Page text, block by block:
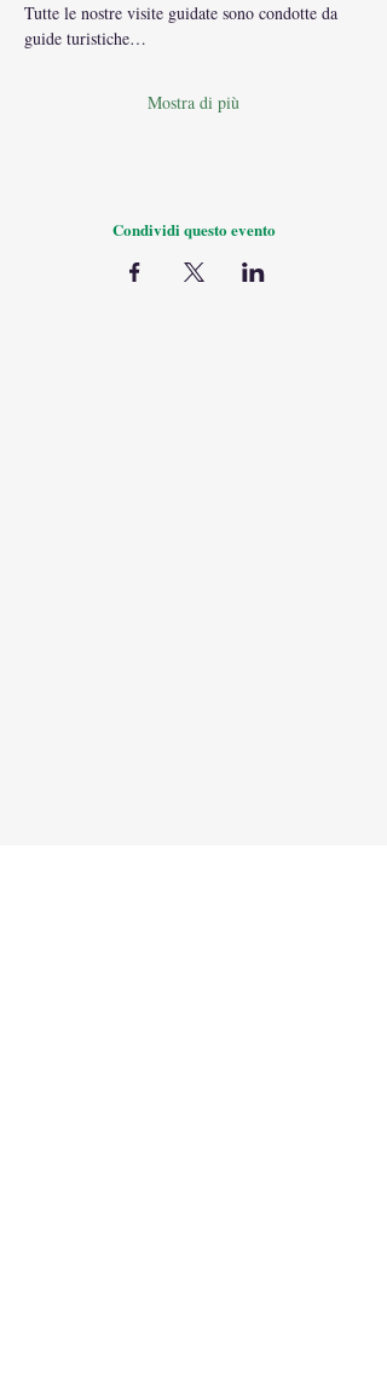
Tutte le nostre visite guidate sono condotte da
guide turistiche…
Mostra di più
Condividi questo evento